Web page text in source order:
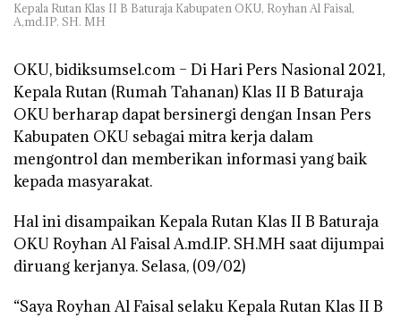
Kepala Rutan Klas II B Baturaja Kabupaten OKU, Royhan Al Faisal,
A,md.IP. SH. MH
OKU, bidiksumsel.com – Di Hari Pers Nasional 2021,
Kepala Rutan (Rumah Tahanan) Klas II B Baturaja
OKU berharap dapat bersinergi dengan Insan Pers
Kabupaten OKU sebagai mitra kerja dalam
mengontrol dan memberikan informasi yang baik
kepada masyarakat.
Hal ini disampaikan Kepala Rutan Klas II B Baturaja
OKU Royhan Al Faisal A.md.IP. SH.MH saat dijumpai
diruang kerjanya. Selasa, (09/02)
“Saya Royhan Al Faisal selaku Kepala Rutan Klas II B